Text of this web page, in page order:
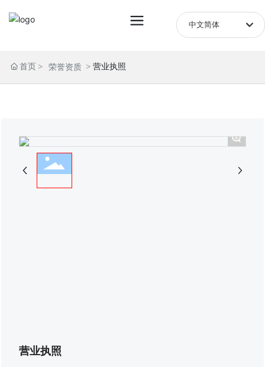
中文简体
首页 荣誉资质 营业执照
+
营业执照